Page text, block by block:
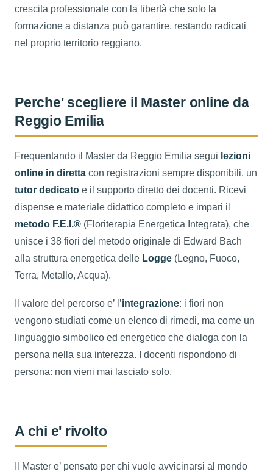
crescita professionale con la libertà che solo la
formazione a distanza può garantire, restando radicati
nel proprio territorio reggiano.
Perche' scegliere il Master online da
Reggio Emilia
Frequentando il Master da Reggio Emilia segui lezioni
online in diretta con registrazioni sempre disponibili, un
tutor dedicato e il supporto diretto dei docenti. Ricevi
dispense e materiale didattico completo e impari il
metodo F.E.I.® (Floriterapia Energetica Integrata), che
unisce i 38 fiori del metodo originale di Edward Bach
alla struttura energetica delle Logge (Legno, Fuoco,
Terra, Metallo, Acqua).
Il valore del percorso e’ l’integrazione: i fiori non
vengono studiati come un elenco di rimedi, ma come un
linguaggio simbolico ed energetico che dialoga con la
persona nella sua interezza. I docenti rispondono di
persona: non vieni mai lasciato solo.
A chi e' rivolto
Il Master e’ pensato per chi vuole avvicinarsi al mondo